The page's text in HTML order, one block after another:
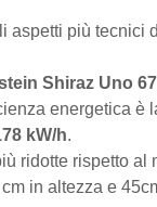
aspetti più tecnici
Shiraz Uno
energetica è
kW/h.
ridotte rispetto
in altezza e